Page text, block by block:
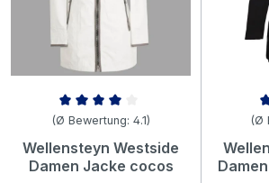
Durchschnittliche Bewertung von 4.1 von
(Ø Bewertung: 4.1)
Wellensteyn Westside
Damen Jacke cocos
(Ø